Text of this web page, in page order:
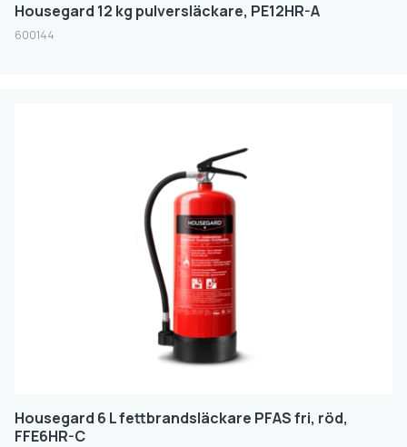
Housegard 12 kg pulversläckare, PE12HR-A
600144
Housegard 6 L fettbrandsläckare PFAS fri, röd,
FFE6HR-C